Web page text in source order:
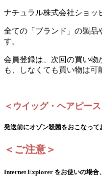
ナチュラル株式会社ショッ
全ての「ブランド」の製品
す。
会員登録は、次回の買い物
も、しなくても買い物は可
＜ウイッグ・ヘアピー
発送前にオゾン殺菌をおこなって
＜ご注意＞
Internet Explorer をお使いの場合